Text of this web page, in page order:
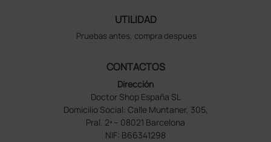
UTILIDAD
Pruebas antes, compra despues
CONTACTOS
Dirección
Doctor Shop España SL
Domicilio Social: Calle Muntaner, 305,
Pral. 2ª – 08021 Barcelona
NIF: B66341298